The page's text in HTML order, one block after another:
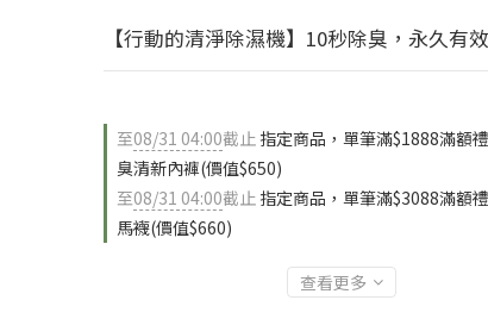
【行動的清淨除濕機】10秒除臭，永久有效
至08/31 04:00截止指定商品，單筆滿$1888滿額
臭清新內褲(價值$650)
至08/31 04:00截止指定商品，單筆滿$3088滿額
馬襪(價值$660)
查看更多